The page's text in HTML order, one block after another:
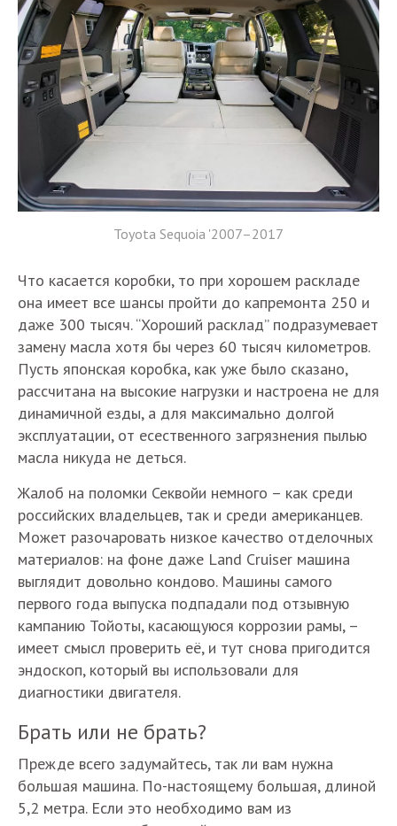
Toyota Sequoia '2007–2017
Что касается коробки, то при хорошем раскладе
она имеет все шансы пройти до капремонта 250 и
даже 300 тысяч. “Хороший расклад” подразумевает
замену масла хотя бы через 60 тысяч километров.
Пусть японская коробка, как уже было сказано,
рассчитана на высокие нагрузки и настроена не для
динамичной езды, а для максимально долгой
эксплуатации, от есественного загрязнения пылью
масла никуда не деться.
Жалоб на поломки Секвойи немного – как среди
российских владельцев, так и среди американцев.
Может разочаровать низкое качество отделочных
материалов: на фоне даже Land Cruiser машина
выглядит довольно кондово. Машины самого
первого года выпуска подпадали под отзывную
кампанию Тойоты, касающуюся коррозии рамы, –
имеет смысл проверить её, и тут снова пригодится
эндоскоп, который вы использовали для
диагностики двигателя.
Брать или не брать?
Прежде всего задумайтесь, так ли вам нужна
большая машина. По-настоящему большая, длиной
5,2 метра. Если это необходимо вам из